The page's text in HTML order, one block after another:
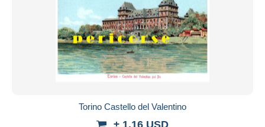
Torino Castello del Valentino
± 1,16 USD